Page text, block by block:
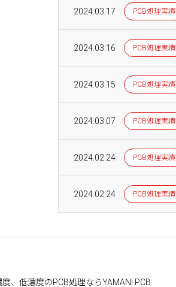
2024.03.17 PCB処理実績
2024.03.16 PCB処理実績
2024.03.15 PCB処理実績
2024.03.07 PCB処理実績
2024.02.24 PCB処理実績
2024.02.24 PCB処理実績
度、低濃度のPCB処理ならYAMANI PCB